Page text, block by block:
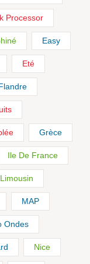
Processor
Easy
Eté
Grèce
Ile De France
Limousin
MAP
Ondes
Nice